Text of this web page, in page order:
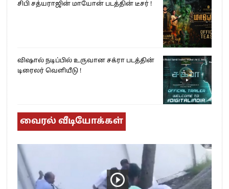
சிபி சத்யராஜின் மாயோன் படத்தின் டீசர் !
விஷால் நடிப்பில் உருவான சக்ரா படத்தின்
டிரைலர் வெளியீடு !
வைரல் வீடியோக்கள்